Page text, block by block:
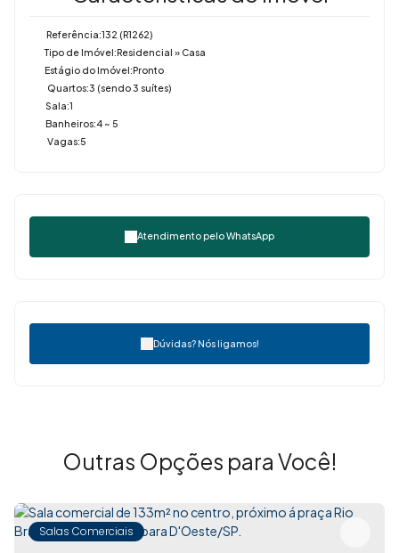
Referência:132 (R1262)
Tipo de Imóvel:Residencial » Casa
Estágio do Imóvel:Pronto
Quartos:3 (sendo 3 suítes)
Sala:1
Banheiros:4 ~ 5
Vagas:5
Atendimento peloWhatsApp
Dúvidas? Nós ligamos!
Outras Opções para Você!
Salas Comerciais